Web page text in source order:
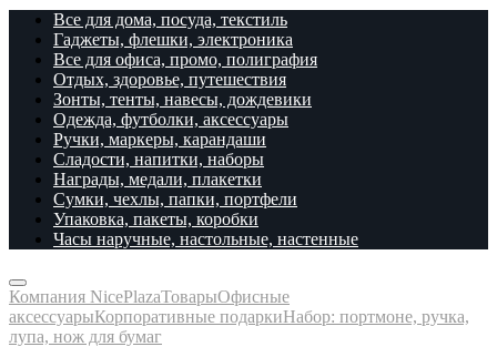
Все для дома, посуда, текстиль
Гаджеты, флешки, электроника
Все для офиса, промо, полиграфия
Отдых, здоровье, путешествия
Зонты, тенты, навесы, дождевики
Одежда, футболки, аксессуары
Ручки, маркеры, карандаши
Сладости, напитки, наборы
Награды, медали, плакетки
Сумки, чехлы, папки, портфели
Упаковка, пакеты, коробки
Часы наручные, настольные, настенные
Компания NicePlazaТоварыОфисные
аксессуарыКорпоративные подаркиНабор: портмоне, ручка,
лупа, нож для бумаг